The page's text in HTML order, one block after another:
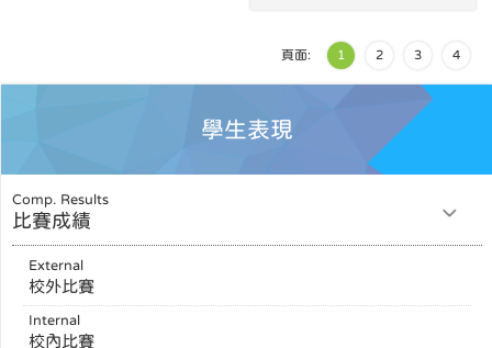
頁面: 1 2 3 4
學生表現
Comp. Results
比賽成績
External
校外比賽
Internal
校內比賽